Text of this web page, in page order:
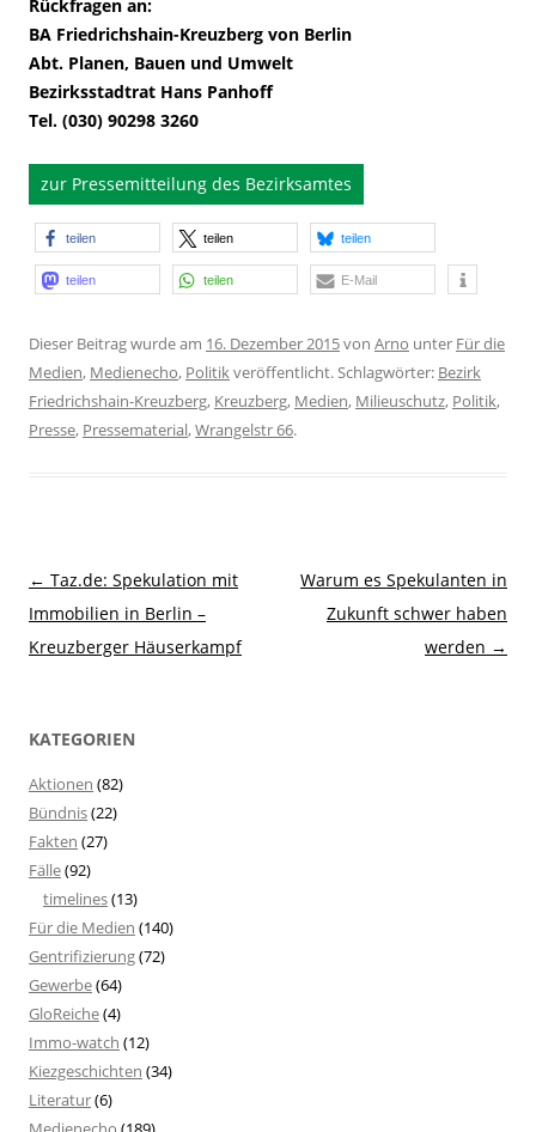
Rückfragen an:
BA Friedrichshain-Kreuzberg von Berlin
Abt. Planen, Bauen und Umwelt
Bezirksstadtrat Hans Panhoff
Tel. (030) 90298 3260
zur Pressemitteilung des Bezirksamtes
teilen teilen teilen
teilen teilen E-Mail
Dieser Beitrag wurde am 16. Dezember 2015von Arno unter Für die
Medien, Medienecho, Politikveröffentlicht. Schlagwörter: Bezirk
Friedrichshain-Kreuzberg, Kreuzberg, Medien, Milieuschutz, Politik,
Presse, Pressematerial,Wrangelstr 66.
Beitragsnavigation
← Taz.de: Spekulation mit
Immobilien in Berlin –
Kreuzberger Häuserkampf
Warum es Spekulanten in
Zukunft schwer haben
werden →
KATEGORIEN
Aktionen (82)
Bündnis(22)
Fakten (27)
Fälle(92)
timelines(13)
Für die Medien (140)
Gentrifizierung(72)
Gewerbe(64)
GloReiche(4)
Immo-watch (12)
Kiezgeschichten (34)
Literatur(6)